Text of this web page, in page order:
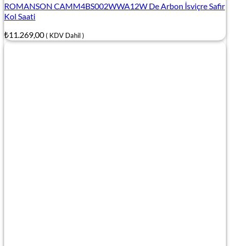
ROMANSON CAMM4BS002WWA12W De Arbon İsviçre Safir
Kol Saati
₺11.269,00( KDV Dahil )